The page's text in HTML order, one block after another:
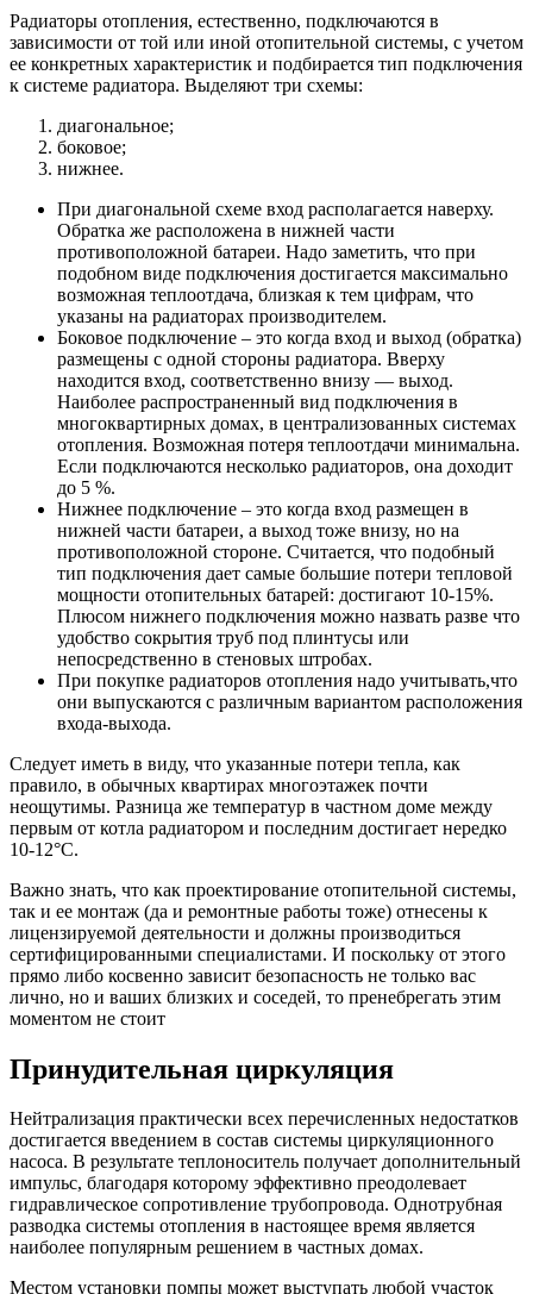
боковое;
нижнее.
При диагональной схеме вход располагается наверху.
Обратка же расположена в нижней части
противоположной батареи. Надо заметить, что при
подобном виде подключения достигается максимально
возможная теплоотдача, близкая к тем цифрам, что
Боковое подключение – это когда вход и выход (обратка)
размещены с одной стороны радиатора. Вверху
находится вход, соответственно внизу — выход.
Наиболее распространенный вид подключения в
многоквартирных домах, в централизованных системах
отопления. Возможная потеря теплоотдачи минимальна.
Если подключаются несколько радиаторов, она доходит
до 5 %.
Нижнее подключение – это когда вход размещен в
нижней части батареи, а выход тоже внизу, но на
противоположной стороне. Считается, что подобный
тип подключения дает самые большие потери тепловой
мощности отопительных батарей: достигают 10-15%.
Плюсом нижнего подключения можно назвать разве что
удобство сокрытия труб под плинтусы или
непосредственно в стеновых штробах.
При покупке радиаторов отопления надо учитывать,что
они выпускаются с различным вариантом расположения
входа-выхода.
Следует иметь в виду, что указанные потери тепла, как
правило, в обычных квартирах многоэтажек почти
неощутимы. Разница же температур в частном доме между
первым от котла радиатором и последним достигает нередко
10-12°С.
Важно знать, что как проектирование отопительной системы,
так и ее монтаж (да и ремонтные работы тоже) отнесены к
лицензируемой деятельности и должны производиться
сертифицированными специалистами. И поскольку от этого
прямо либо косвенно зависит безопасность не только вас
моментом не стоит
Принудительная циркуляция
Нейтрализация практически всех перечисленных недостатков
достигается введением в состав системы циркуляционного
насоса. В результате теплоноситель получает дополнительный
гидравлическое сопротивление трубопровода. Однотрубная
наиболее популярным решением в частных домах.
Местом установки помпы может выступать любой участок
магистрали. Однако следует иметь в виду, что при
воздействии горячей воды на резиновые элементы
(прокладки), срок службы насоса заметно снижается. Поэтому
прибор стараются устанавливать на обратной трубе, т.к.
теплоноситель там не такой горячий. Перед помпой
обязательно врезается фильтр грубой очистки, во избежание